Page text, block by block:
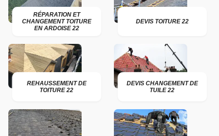
RÉPARATION ET
CHANGEMENT TOITURE
EN ARDOISE 22
DEVIS TOITURE 22
REHAUSSEMENT DE
TOITURE 22
DEVIS CHANGEMENT DE
TUILE 22